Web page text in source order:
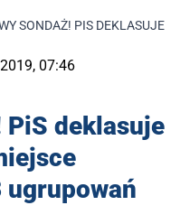
SONDAŻ! PIS DEKLASUJE
07:46
deklasuje